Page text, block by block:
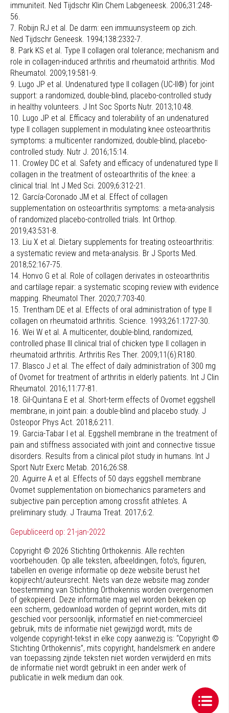
immuniteit. Ned Tijdschr Klin Chem Labgeneesk. 2006;31:248-
56.
7. Robijn RJ et al. De darm: een immuunsysteem op zich.
Ned Tijdschr Geneesk. 1994;138:2332-7.
8. Park KS et al. Type II collagen oral tolerance; mechanism and
role in collagen-induced arthritis and rheumatoid arthritis. Mod
Rheumatol. 2009;19:581-9.
9. Lugo JP et al. Undenatured type II collagen (UC-II®) for joint
support: a randomized, double-blind, placebo-controlled study
in healthy volunteers. J Int Soc Sports Nutr. 2013;10:48.
10. Lugo JP et al. Efficacy and tolerability of an undenatured
type II collagen supplement in modulating knee osteoarthritis
symptoms: a multicenter randomized, double-blind, placebo-
controlled study. Nutr J. 2016;15:14.
11. Crowley DC et al. Safety and efficacy of undenatured type II
collagen in the treatment of osteoarthritis of the knee: a
clinical trial. Int J Med Sci. 2009;6:312-21.
12. García-Coronado JM et al. Effect of collagen
supplementation on osteoarthritis symptoms: a meta-analysis
of randomized placebo-controlled trials. Int Orthop.
2019;43:531-8.
13. Liu X et al. Dietary supplements for treating osteoarthritis:
a systematic review and meta-analysis. Br J Sports Med.
2018;52:167-75.
14. Honvo G et al. Role of collagen derivates in osteoarthritis
and cartilage repair: a systematic scoping review with evidence
mapping. Rheumatol Ther. 2020;7:703-40.
15. Trentham DE et al. Effects of oral administration of type II
collagen on rheumatoid arthritis. Science. 1993;261:1727-30.
16. Wei W et al. A multicenter, double-blind, randomized,
controlled phase III clinical trial of chicken type II collagen in
rheumatoid arthritis. Arthritis Res Ther. 2009;11(6):R180.
17. Blasco J et al. The effect of daily administration of 300 mg
of Ovomet for treatment of arthritis in elderly patients. Int J Clin
Rheumatol. 2016;11:77-81.
18. Gil-Quintana E et al. Short-term effects of Ovomet eggshell
membrane, in joint pain: a double-blind and placebo study. J
Osteopor Phys Act. 2018;6:211.
19. Garcia-Tabar I et al. Eggshell membrane in the treatment of
pain and stiffness associated with joint and connective tissue
disorders. Results from a clinical pilot study in humans. Int J
Sport Nutr Exerc Metab. 2016;26:S8.
20. Aguirre A et al. Effects of 50 days eggshell membrane
Ovomet supplementation on biomechanics parameters and
subjective pain perception among crossfit athletes. A
preliminary study. J Trauma Treat. 2017;6:2.
Gepubliceerd op: 21-jan-2022
Copyright © 2026 Stichting Orthokennis. Alle rechten
voorbehouden. Op alle teksten, afbeeldingen, foto's, figuren,
tabellen en overige informatie op deze website berust het
kopijrecht/auteursrecht. Niets van deze website mag zonder
toestemming van Stichting Orthokennis worden overgenomen
of gekopieerd. Deze informatie mag wel worden bekeken op
een scherm, gedownload worden of geprint worden, mits dit
geschied voor persoonlijk, informatief en niet-commercieel
gebruik, mits de informatie niet gewijzigd wordt, mits de
volgende copyright-tekst in elke copy aanwezig is: “Copyright ©
Stichting Orthokennis”, mits copyright, handelsmerk en andere
van toepassing zijnde teksten niet worden verwijderd en mits
de informatie niet wordt gebruikt in een ander werk of
publicatie in welk medium dan ook.